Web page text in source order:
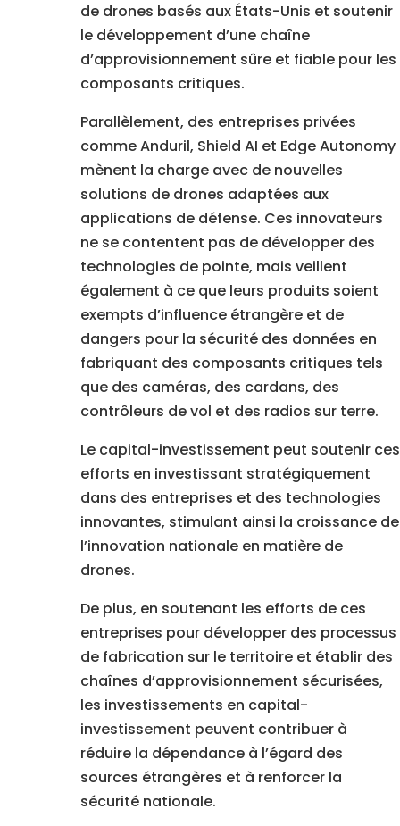
de drones basés aux États-Unis et soutenir
le développement d’une chaîne
d’approvisionnement sûre et fiable pour les
composants critiques.
Parallèlement, des entreprises privées
comme Anduril, Shield AI et Edge Autonomy
mènent la charge avec de nouvelles
solutions de drones adaptées aux
applications de défense. Ces innovateurs
ne se contentent pas de développer des
technologies de pointe, mais veillent
également à ce que leurs produits soient
exempts d’influence étrangère et de
dangers pour la sécurité des données en
fabriquant des composants critiques tels
que des caméras, des cardans, des
contrôleurs de vol et des radios sur terre.
Le capital-investissement peut soutenir ces
efforts en investissant stratégiquement
dans des entreprises et des technologies
innovantes, stimulant ainsi la croissance de
l’innovation nationale en matière de
drones.
De plus, en soutenant les efforts de ces
entreprises pour développer des processus
de fabrication sur le territoire et établir des
chaînes d’approvisionnement sécurisées,
les investissements en capital-
investissement peuvent contribuer à
réduire la dépendance à l’égard des
sources étrangères et à renforcer la
sécurité nationale.